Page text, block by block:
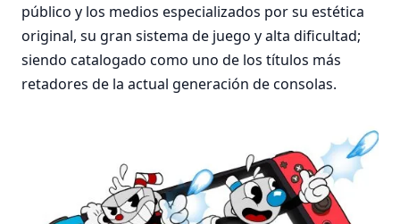
público y los medios especializados por su estética
original, su gran sistema de juego y alta dificultad;
siendo catalogado como uno de los títulos más
retadores de la actual generación de consolas.